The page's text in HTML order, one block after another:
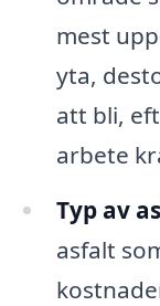
mest
yta,
att bli,
arbete
Typ av
asfalt